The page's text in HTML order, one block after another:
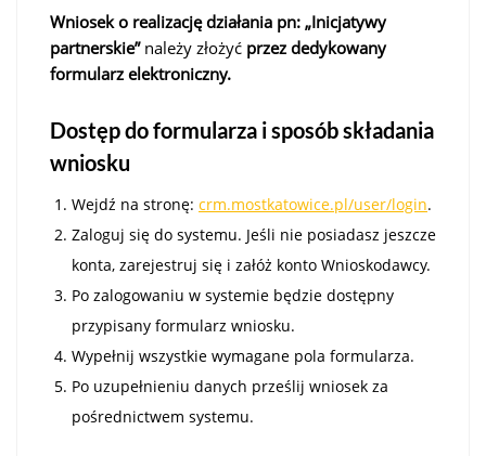
Wniosek o realizację działania pn: „Inicjatywy
partnerskie” należy złożyć przez dedykowany
formularz elektroniczny.
Dostęp do formularza i sposób składania
wniosku
Wejdź na stronę: crm.mostkatowice.pl/user/login.
Zaloguj się do systemu. Jeśli nie posiadasz jeszcze
konta, zarejestruj się i załóż konto Wnioskodawcy.
Po zalogowaniu w systemie będzie dostępny
przypisany formularz wniosku.
Wypełnij wszystkie wymagane pola formularza.
Po uzupełnieniu danych prześlij wniosek za
pośrednictwem systemu.